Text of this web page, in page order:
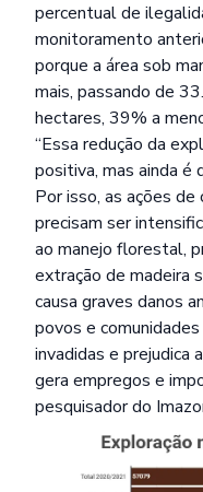
percentual de
monitoramento
porque a área sob
mais, passando de
hectares, 39% a
“Essa redução da
positiva, mas ainda
Por isso, as ações
precisam ser
ao manejo florestal,
extração de madeira
causa graves danos
povos e
invadidas e prejudica
gera empregos e
pesquisador do